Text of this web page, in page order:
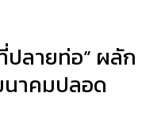
ปลายท่อ” ผลัก
าคมปลอด